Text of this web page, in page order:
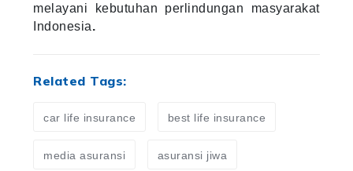
melayani kebutuhan perlindungan masyarakat
Indonesia.
Related Tags:
car life insurance best life insurance
media asuransi asuransi jiwa